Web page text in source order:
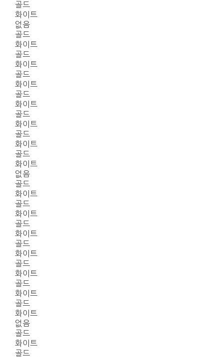
골드
화이트
없음
골드
화이트
골드
화이트
골드
화이트
골드
화이트
골드
화이트
골드
화이트
골드
화이트
없음
골드
화이트
골드
화이트
골드
화이트
골드
화이트
골드
화이트
골드
화이트
골드
화이트
없음
골드
화이트
골드